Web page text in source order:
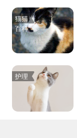
猫猫
百科
护理